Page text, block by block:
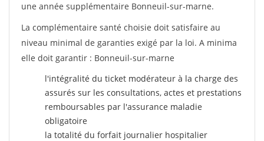
une année supplémentaire Bonneuil-sur-marne.
La complémentaire santé choisie doit satisfaire au
niveau minimal de garanties exigé par la loi. A minima
elle doit garantir : Bonneuil-sur-marne
l'intégralité du ticket modérateur à la charge des
assurés sur les consultations, actes et prestations
remboursables par l'assurance maladie
obligatoire
la totalité du forfait journalier hospitalier